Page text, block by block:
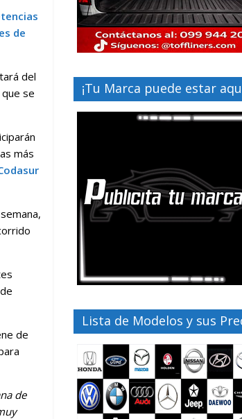
de
del
que se
más
de
de
¡Tu Marca puede estar
Lista de Modelos y sus